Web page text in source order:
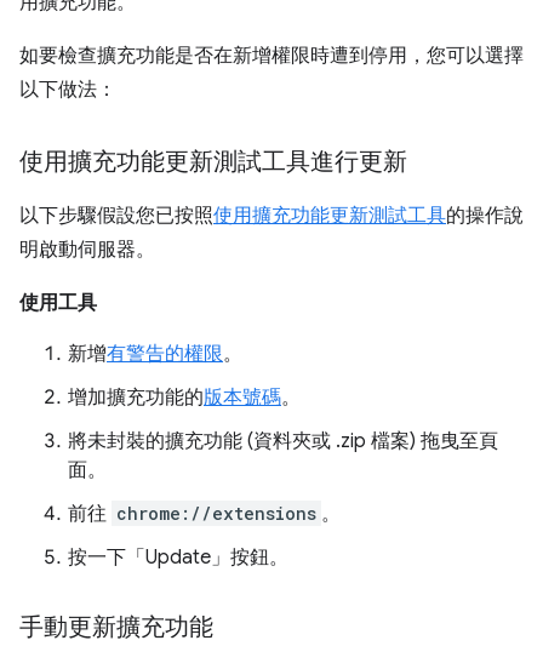
如要檢查擴充功能是否在新增權限時遭到停用，您可以選擇
以下做法：
使用擴充功能更新測試工具進行更新
以下步驟假設您已按照使用擴充功能更新測試工具的操作說
明啟動伺服器。
使用工具
新增有警告的權限。
增加擴充功能的版本號碼。
將未封裝的擴充功能 (資料夾或 .zip 檔案) 拖曳至頁
面。
前往 chrome://extensions 。
按一下「Update」 按鈕。
手動更新擴充功能